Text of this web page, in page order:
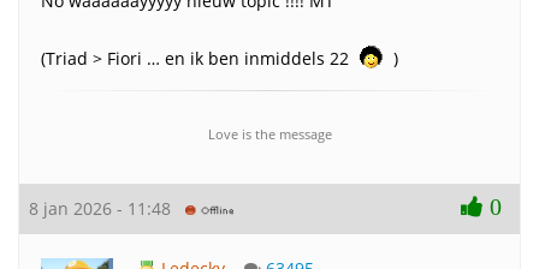
(Triad > Fiori … en ik ben inmiddels 22 )
Love is the message
8 jan 2026 - 11:48 0